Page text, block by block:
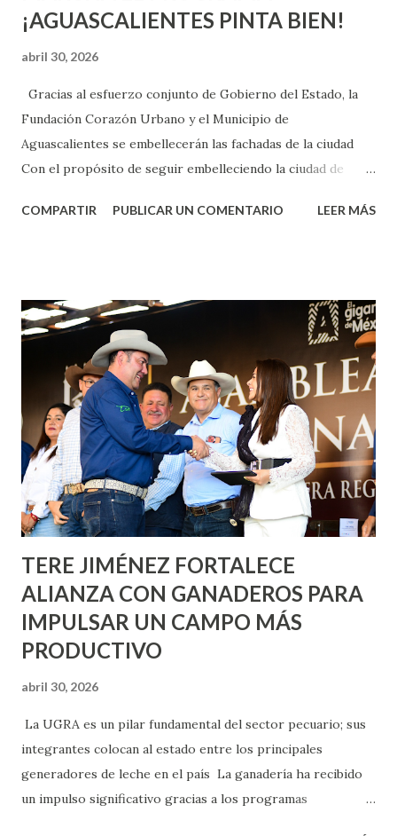
¡AGUASCALIENTES PINTA BIEN!
abril 30, 2026
Gracias al esfuerzo conjunto de Gobierno del Estado, la
Fundación Corazón Urbano y el Municipio de
Aguascalientes se embellecerán las fachadas de la ciudad
Con el propósito de seguir embelleciendo la ciudad de
municipal, Leo Montañez dio inicio al programa
Corazón Urbano y el Municipio capital. Leo Montañez
informó que en este programa se usarán cerca de 90 mil
metros cuadrados de pintura, para dar inicio en la calle
Nieto, entre Jesús F. Elizondo y la calle 22 de Octubre, con
lo que se aplicará pintura en 66 casas. Posteriormente se
llevará este programa a Villas de Nuestra Señora de la
Asunción, Avenida Alameda y Decreto 27 de Septiembre, en
los edificios FOVISSSTE Ojo de Agua, en la comunidad
Norias de Paso Hondo y en los edificios de...
COMPARTIR PUBLICAR UN COMENTARIO LEER MÁS
TERE JIMÉNEZ FORTALECE
ALIANZA CON GANADEROS PARA
IMPULSAR UN CAMPO MÁS
PRODUCTIVO
abril 30, 2026
La UGRA es un pilar fundamental del sector pecuario; sus
integrantes colocan al estado entre los principales
generadores de leche en el país La ganadería ha recibido
un impulso significativo gracias a los programas